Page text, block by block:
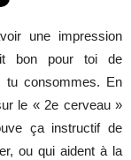
une impression
bon pour toi de
tu consommes. En
le « 2e cerveau »
ça instructif de
ou qui aident à la